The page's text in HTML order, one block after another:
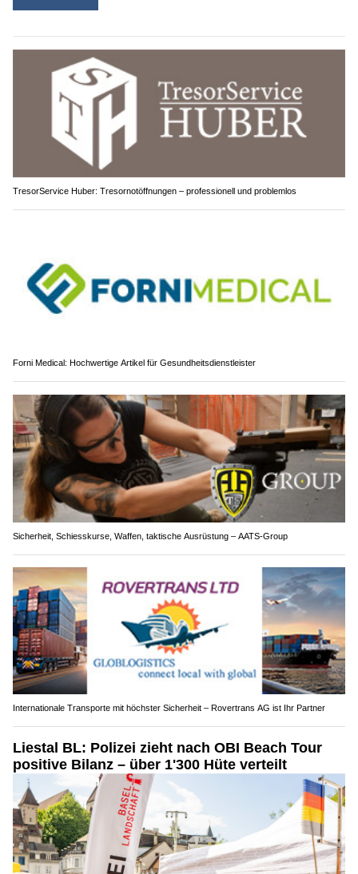
TresorService Huber: Tresornotöffnungen – professionell und problemlos
Forni Medical: Hochwertige Artikel für Gesundheitsdienstleister
Sicherheit, Schiesskurse, Waffen, taktische Ausrüstung – AATS-Group
Internationale Transporte mit höchster Sicherheit – Rovertrans AG ist Ihr Partner
Liestal BL: Polizei zieht nach OBI Beach Tour
positive Bilanz – über 1'300 Hüte verteilt